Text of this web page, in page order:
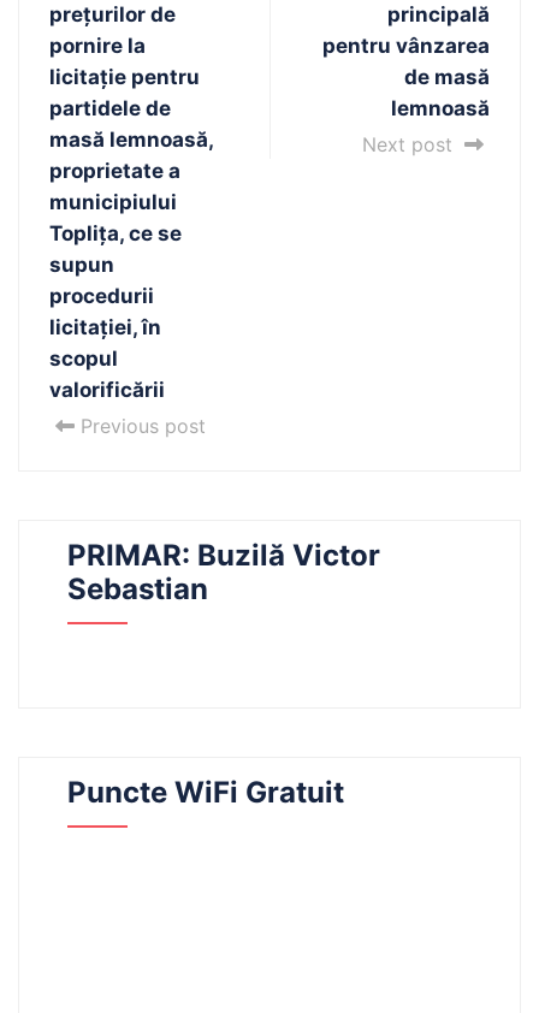
prețurilor de
pornire la
licitație pentru
partidele de
masă lemnoasă,
proprietate a
municipiului
Toplița, ce se
supun
procedurii
licitației, în
scopul
valorificării
Previous post
principală
pentru vânzarea
de masă
lemnoasă
Next post
PRIMAR: Buzilă Victor
Sebastian
Puncte WiFi Gratuit